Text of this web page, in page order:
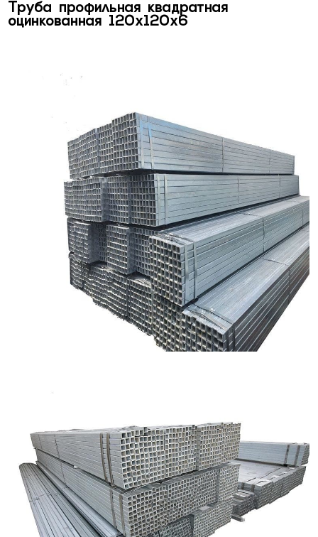
Труба профильная квадратная
оцинкованная 120х120х6